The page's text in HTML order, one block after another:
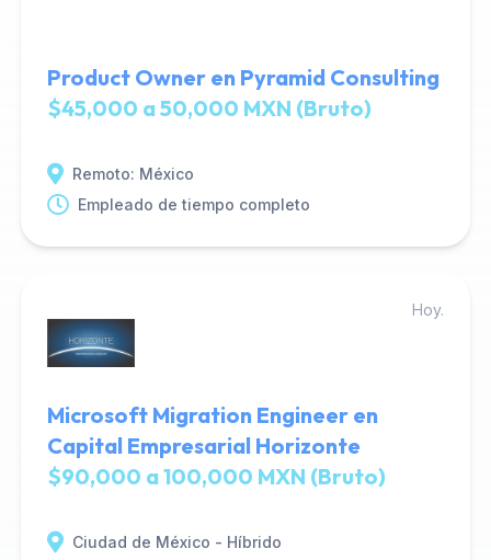
Product Owner en Pyramid Consulting
$45,000 a 50,000 MXN (Bruto)
Remoto: México
Empleado de tiempo completo
Hoy.
Microsoft Migration Engineer en
Capital Empresarial Horizonte
$90,000 a 100,000 MXN (Bruto)
Ciudad de México - Híbrido